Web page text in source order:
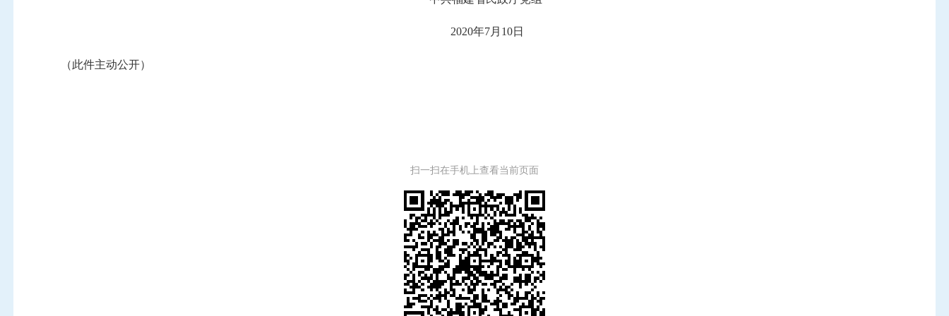
2020年7月 10日
（此件主动公开）
扫一扫在手机上查看当前页面